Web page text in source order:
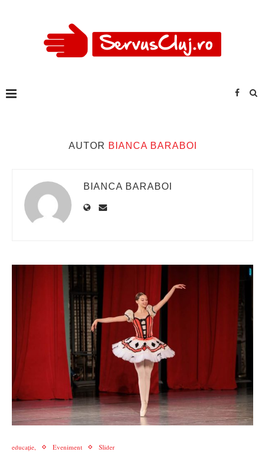
AUTOR BIANCA BARABOI
BIANCA BARABOI
educație, Eveniment Slider